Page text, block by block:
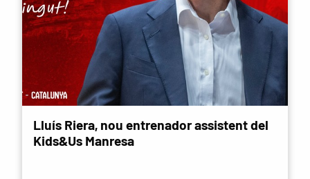
Lluís Riera, nou entrenador assistent del
Kids&Us Manresa